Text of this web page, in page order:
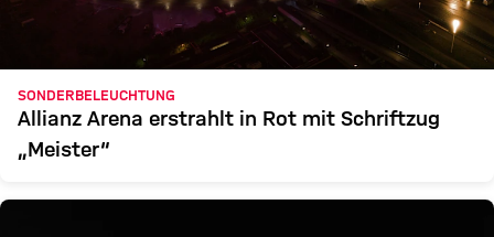
SONDERBELEUCHTUNG
Allianz Arena erstrahlt in Rot mit Schriftzug
„Meister“